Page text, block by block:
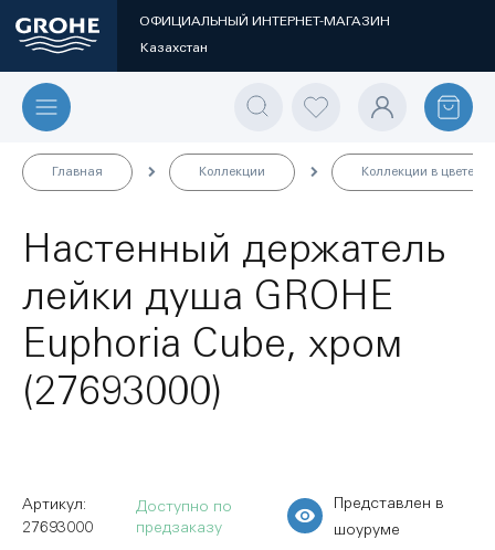
ОФИЦИАЛЬНЫЙ ИНТЕРНЕТ-МАГАЗИН
Казахстан
Главная Коллекции Коллекции в цвете
Настенный держатель
лейки душа GROHE
Euphoria Cube, хром
(27693000)
Представлен в
шоуруме
Доступно по
предзаказу
27693000